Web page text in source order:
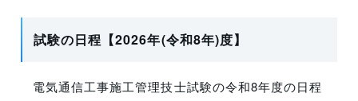
試験の日程【2026年(令和8年)度】
電気通信工事施工管理技士試験の令和8年度の日程